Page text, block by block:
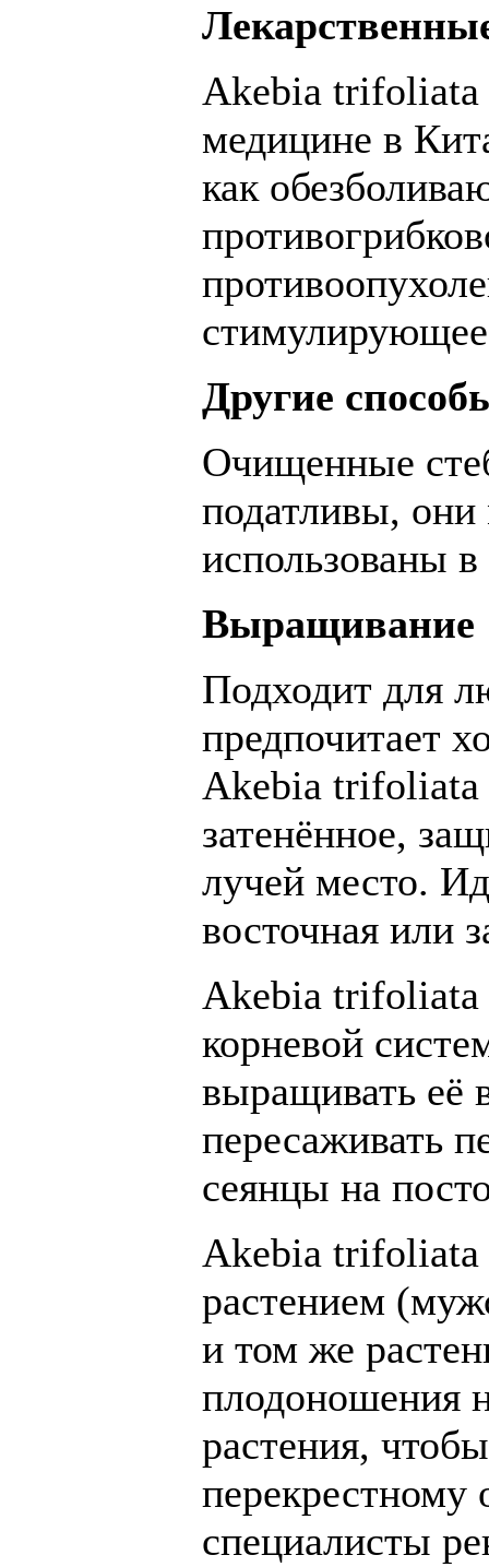
Akebia trifoliata
медицине в
как
Другие
Очищенные
податливы,
использованы
Выращивание
Подходит для
предпочитает
Akebia trifoliata
затенённое,
лучей место.
восточная или
Akebia trifoliata
корневой
выращивать её
пересаживать
сеянцы на
Akebia trifoliata
растением
и том же
плодоношения
растения,
специалисты